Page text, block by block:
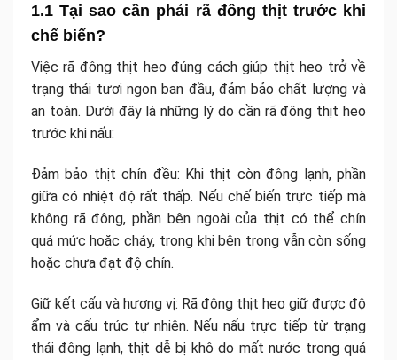
1.1 Tại sao cần phải rã đông thịt trước khi
chế biến?
Việc rã đông thịt heo đúng cách giúp thịt heo trở về
trạng thái tươi ngon ban đầu, đảm bảo chất lượng và
an toàn. Dưới đây là những lý do cần rã đông thịt heo
trước khi nấu:
Đảm bảo thịt chín đều: Khi thịt còn đông lạnh, phần
giữa có nhiệt độ rất thấp. Nếu chế biến trực tiếp mà
không rã đông, phần bên ngoài của thịt có thể chín
quá mức hoặc cháy, trong khi bên trong vẫn còn sống
hoặc chưa đạt độ chín.
Giữ kết cấu và hương vị: Rã đông thịt heo giữ được độ
ẩm và cấu trúc tự nhiên. Nếu nấu trực tiếp từ trạng
thái đông lạnh, thịt dễ bị khô do mất nước trong quá